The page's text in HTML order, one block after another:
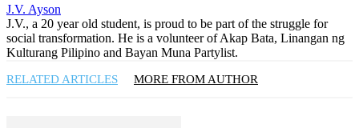
J.V. Ayson
J.V., a 20 year old student, is proud to be part of the struggle for
social transformation. He is a volunteer of Akap Bata, Linangan ng
Kulturang Pilipino and Bayan Muna Partylist.
RELATED ARTICLES MORE FROM AUTHOR